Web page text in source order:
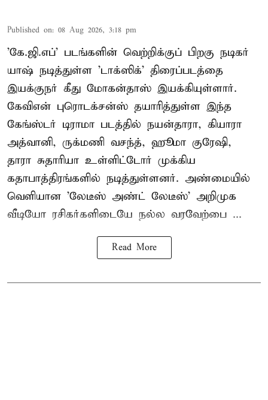
Published on: 08 Aug 2026, 3:18 pm
'கே.ஜி.எப்' படங்களின் வெற்றிக்குப் பிறகு நடிகர்
யாஷ் நடித்துள்ள 'டாக்ஸிக்' திரைப்படத்தை
இயக்குநர் கீது மோகன்தாஸ் இயக்கியுள்ளார்.
கேவிஎன் புரொடக்சன்ஸ் தயாரித்துள்ள இந்த
கேங்ஸ்டர் டிராமா படத்தில் நயன்தாரா, கியாரா
அத்வானி, ருக்மணி வசந்த், ஹூமா குரேஷி,
தாரா சுதாரியா உள்ளிட்டோர் முக்கிய
கதாபாத்திரங்களில் நடித்துள்ளனர். அண்மையில்
வெளியான 'லேடீஸ் அண்ட் லேடீஸ்' அறிமுக
வீடியோ ரசிகர்களிடையே நல்ல வரவேற்பை ...
Read More